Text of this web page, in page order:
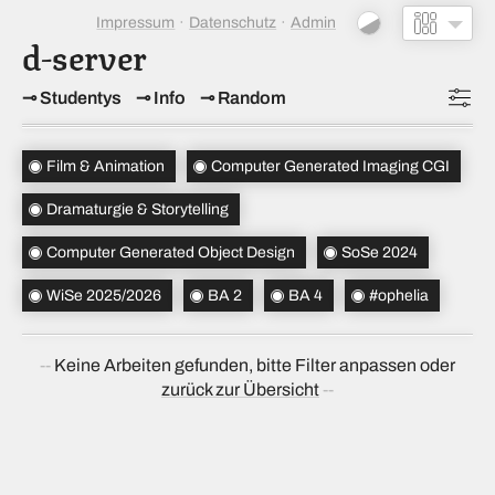
d-server
Studentys Info Random
Impressum Datenschutz Admin
Topics(4)
Studiensemester
Bachelorsemester(2)
Sortierung(↝ zufällig)
Film & Animation Computer Generated Imaging CGI
Dramaturgie & Storytelling
Computer Generated Object Design SoSe 2024
WiSe 2025/2026 BA 2 BA 4 #ophelia
Keine Arbeiten gefunden, bitte Filter anpassen oder
zurück zur Übersicht